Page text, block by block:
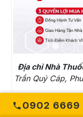
Địa chỉ Nhà
Trần Quý Cáp,
Quý khách ở xa có
0902 6669